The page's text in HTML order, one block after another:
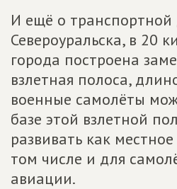
И ещё о транспортной
Североуральска, в 20
города построена
взлетная полоса,
военные самолёты
базе этой взлетной
развивать как
том числе и для
авиации.